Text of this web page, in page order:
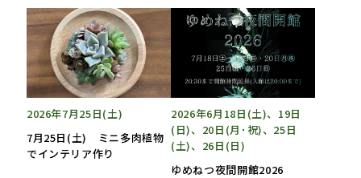
2026年7月25日(土)
7月25日(土) ミニ多肉植物
でインテリア作り
2026年6月18日(土)、19日
(日)、20日(月･祝)、25日
(土)、26日(日)
ゆめねつ夜間開館2026